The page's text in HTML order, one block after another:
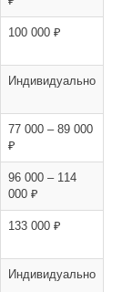
100 000 ₽
Индивидуально
77 000 – 89 000
₽
96 000 – 114
000 ₽
133 000 ₽
Индивидуально